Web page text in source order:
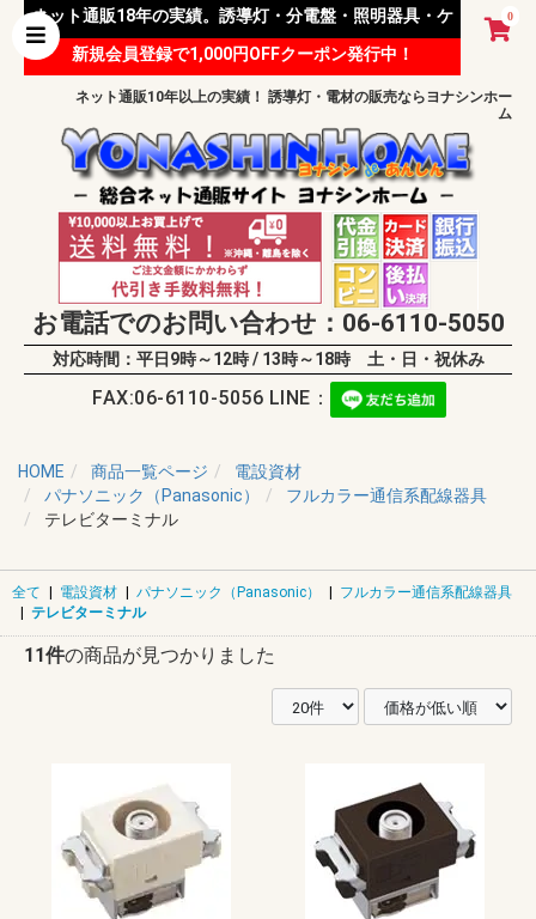
0
ネット通販18年の実績。誘導灯・分電盤・照明器具・ケ
ーブル等 様々な資材を取り扱っています。
新規会員登録で1,000円OFFクーポン発行中！
ネット通販10年以上の実績！ 誘導灯・電材の販売ならヨナシンホー
ム
お電話でのお問い合わせ：06-6110-5050
対応時間：平日9時～12時 / 13時～18時 土・日・祝休み
FAX:06-6110-5056 LINE：
HOME 商品一覧ページ
電設資材
パナソニック（Panasonic）
フルカラー通信系配線器具
テレビターミナル
全て | 電設資材 | パナソニック（Panasonic） | フルカラー通信系配線器具
| テレビターミナル
11件の商品が見つかりました